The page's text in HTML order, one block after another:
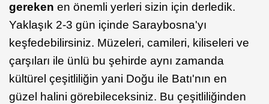
gereken en önemli yerleri sizin için derledik.
Yaklaşık 2-3 gün içinde Saraybosna'yı
keşfedebilirsiniz. Müzeleri, camileri, kiliseleri ve
çarşıları ile ünlü bu şehirde aynı zamanda
kültürel çeşitliliğin yani Doğu ile Batı'nın en
güzel halini görebileceksiniz. Bu çeşitliliğinden